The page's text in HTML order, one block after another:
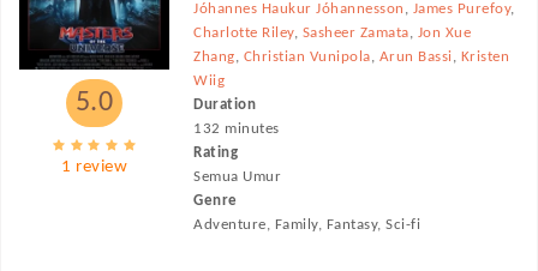
5.0
1 review
Jóhannes Haukur Jóhannesson , James Purefoy,
Charlotte Riley, Sasheer Zamata, Jon Xue
Zhang, Christian Vunipola, Arun Bassi, Kristen
Wiig
Duration
132 minutes
Rating
Semua Umur
Genre
Adventure, Family, Fantasy, Sci-fi